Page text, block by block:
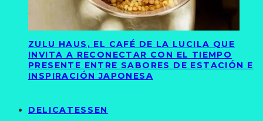
ZULU HAUS, EL CAFÉ DE LA LUCILA QUE
INVITA A RECONECTAR CON EL TIEMPO
PRESENTE ENTRE SABORES DE ESTACIÓN E
INSPIRACIÓN JAPONESA
DELICATESSEN